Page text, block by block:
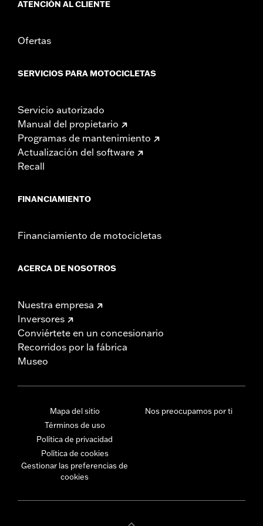
ATENCIÓN AL CLIENTE
Ofertas
SERVICIOS PARA MOTOCICLETAS
Servicio autorizado
Manual del propietario
Programas de mantenimiento
Actualización del software
Recall
FINANCIAMIENTO
Financiamiento de motocicletas
ACERCA DE NOSOTROS
Nuestra empresa
Inversores
Conviértete en un concesionario
Recorridos por la fábrica
Museo
Mapa del sitio
Términos de uso
Política de privacidad
Política de cookies
Gestionar las preferencias de
cookies
Nos preocupamos por ti